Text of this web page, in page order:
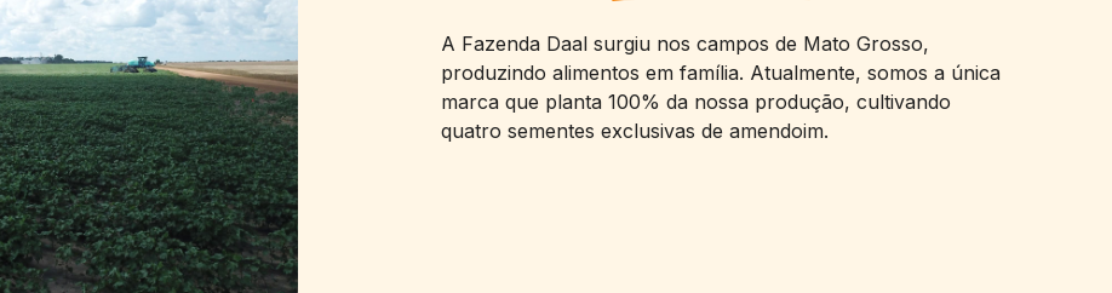
A Fazenda Daal surgiu nos campos de Mato Grosso,
produzindo alimentos em família. Atualmente, somos a única
marca que planta 100% da nossa produção, cultivando
quatro sementes exclusivas de amendoim.